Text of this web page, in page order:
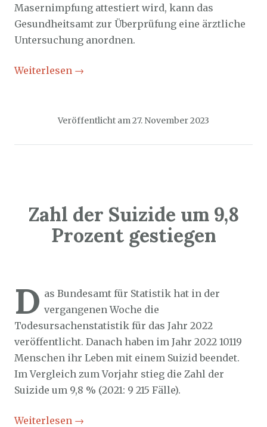
Masernimpfung attestiert wird, kann das
Gesundheitsamt zur Überprüfung eine ärztliche
Untersuchung anordnen.
Weiterlesen →
Veröffentlicht am 27. November 2023
Zahl der Suizide um 9,8
Prozent gestiegen
D as Bundesamt für Statistik hat in der
vergangenen Woche die
Todesursachenstatistik für das Jahr 2022
veröffentlicht. Danach haben im Jahr 2022 10119
Menschen ihr Leben mit einem Suizid beendet.
Im Vergleich zum Vorjahr stieg die Zahl der
Suizide um 9,8 % (2021: 9 215 Fälle).
Weiterlesen →